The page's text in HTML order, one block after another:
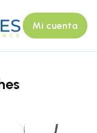
Mi cuenta